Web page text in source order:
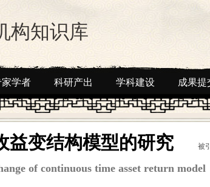
构知识库
家学者 科研产出 学科建设 成果提
益变结构模型的研究 被
of continuous time asset return model